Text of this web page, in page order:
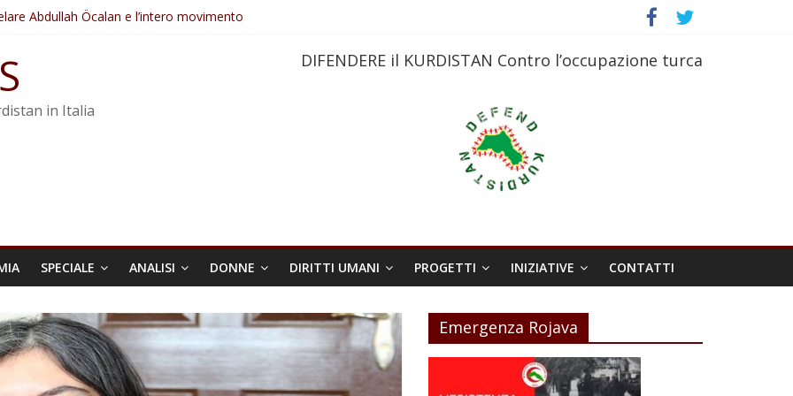
Abdullah Öcalan e l’intero movimento
ostacolerebbe l’attuazione della legge
di guerra dell’Iran
trasformata in legge positiva
in Italia
DIFENDERE il KURDISTAN Contro l’occupazione turca
SPECIALE ANALISI DONNE DIRITTI UMANI PROGETTI INIZIATIVE CONTATTI
Emergenza Rojava